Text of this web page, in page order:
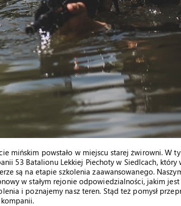
mińskim powstało w miejscu starej żwirowni. W
53 Batalionu Lekkiej Piechoty w Siedlcach, który
są na etapie szkolenia zaawansowanego.
w stałym rejonie odpowiedzialności, jakim
i poznajemy nasz teren. Stąd też pomysł